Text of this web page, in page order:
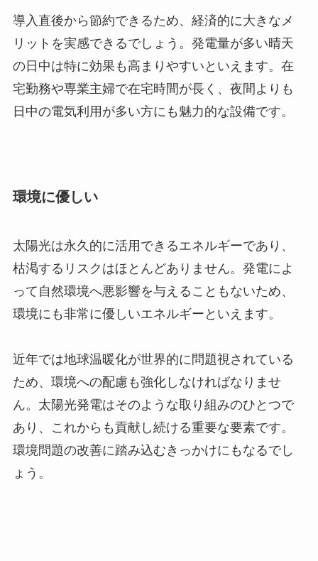
導入直後から節約できるため、経済的に大きなメ
リットを実感できるでしょう。発電量が多い晴天
の日中は特に効果も高まりやすいといえます。在
宅勤務や専業主婦で在宅時間が長く、夜間よりも
日中の電気利用が多い方にも魅力的な設備です。
環境に優しい
太陽光は永久的に活用できるエネルギーであり、
枯渇するリスクはほとんどありません。発電によ
って自然環境へ悪影響を与えることもないため、
環境にも非常に優しいエネルギーといえます。
近年では地球温暖化が世界的に問題視されている
ため、環境への配慮も強化しなければなりませ
ん。太陽光発電はそのような取り組みのひとつで
あり、これからも貢献し続ける重要な要素です。
環境問題の改善に踏み込むきっかけにもなるでし
ょう。